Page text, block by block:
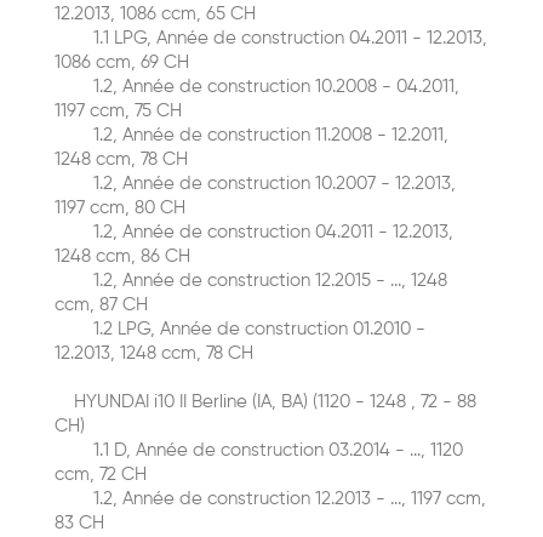
12.2013, 1086 ccm, 65 CH
1.1 LPG, Année de construction 04.2011 - 12.2013,
1086 ccm, 69 CH
1.2, Année de construction 10.2008 - 04.2011,
1197 ccm, 75 CH
1.2, Année de construction 11.2008 - 12.2011,
1248 ccm, 78 CH
1.2, Année de construction 10.2007 - 12.2013,
1197 ccm, 80 CH
1.2, Année de construction 04.2011 - 12.2013,
1248 ccm, 86 CH
1.2, Année de construction 12.2015 - ..., 1248
ccm, 87 CH
1.2 LPG, Année de construction 01.2010 -
12.2013, 1248 ccm, 78 CH
HYUNDAI i10 II Berline (IA, BA) (1120 - 1248 , 72 - 88
CH)
1.1 D, Année de construction 03.2014 - ..., 1120
ccm, 72 CH
1.2, Année de construction 12.2013 - ..., 1197 ccm,
83 CH